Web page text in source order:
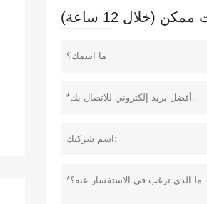
12 ساعة)